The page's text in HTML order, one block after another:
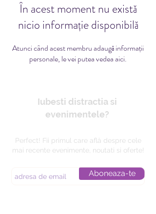
În acest moment nu există
nicio informație disponibilă
Atunci când acest membru adaugă informații
personale, le vei putea vedea aici.
Iubesti distractia si
evenimentele?
Perfect! Fii primul care află despre cele
mai recente evenimente, noutati si oferte!
Aboneaza-te